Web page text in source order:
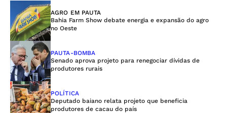
AGRO EM PAUTA
Bahia Farm Show debate energia e expansão do agro
no Oeste
PAUTA-BOMBA
Senado aprova projeto para renegociar dívidas de
produtores rurais
POLÍTICA
Deputado baiano relata projeto que beneficia
produtores de cacau do país